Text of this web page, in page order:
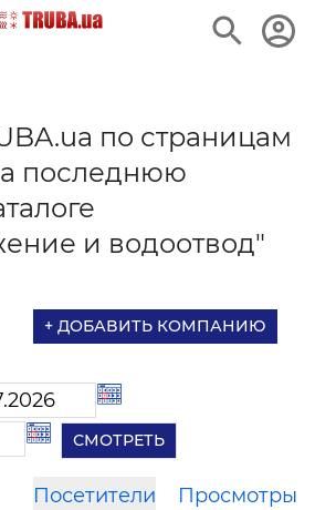
по страницам
последнюю
и водоотвод"
+ ДОБАВИТЬ КОМПАНИЮ
Посетители Просмотры